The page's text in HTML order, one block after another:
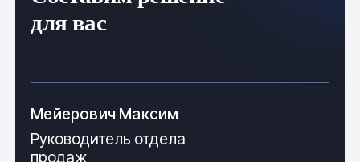
Общие сведения и технология
производства
отвечает требованиям, заложенным в ТУ 6-05-646-
77 и 6-05-1781-76. Визуально
стержень ПВДФ представляет собой
для вас
Мейерович Максим
Руководитель отдела
продаж